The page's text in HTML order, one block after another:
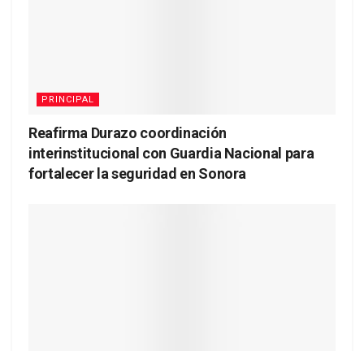
PRINCIPAL
Reafirma Durazo coordinación
interinstitucional con Guardia Nacional para
fortalecer la seguridad en Sonora